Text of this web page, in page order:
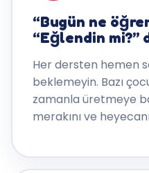
“Bugün ne
“Eğlendin mi?”
Her dersten hemen
beklemeyin. Bazı
zamanla üretmeye
merakını ve